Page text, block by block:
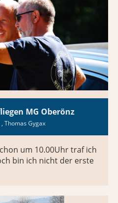
MG Oberönz
, Thomas Gygax
um 10.00Uhr traf ich
bin ich nicht der erste